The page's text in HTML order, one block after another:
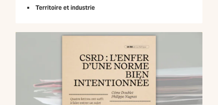
Territoire et industrie